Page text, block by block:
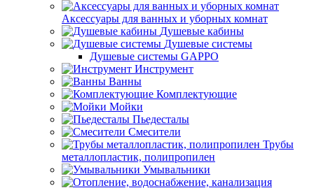
Аксессуары для ванных и уборных комнат
Душевые кабины
Душевые системы
Душевые системы GAPPO
Инструмент
Ванны
Комплектующие
Мойки
Пьедесталы
Смесители
Трубы
металлопластик, полипропилен
Умывальники